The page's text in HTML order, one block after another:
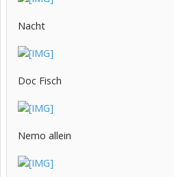
Nacht
Doc Fisch
Nemo allein